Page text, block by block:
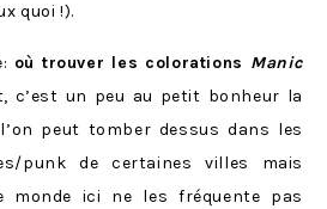
quoi !).
où trouver les colorations Manic
c’est un peu au petit bonheur la
peut tomber dessus dans les
punk de certaines villes mais
monde ici ne les fréquente pas